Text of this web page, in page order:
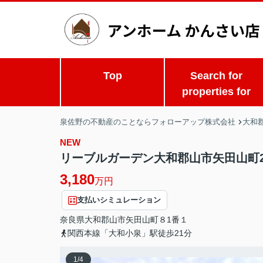
Top
Search for
properties for
泉佐野の不動産のことならフォローアップ株式会社 大和
NEW
リーブルガーデン大和郡山市矢田山
3,180万円
支払いシミュレーション
奈良県大和郡山市矢田山町８1番１
関西本線「大和小泉」駅徒歩21分
1/4